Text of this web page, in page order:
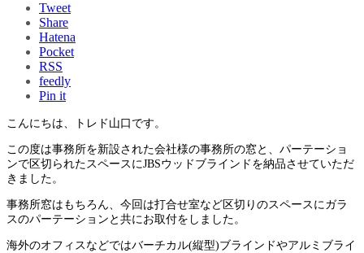
Tweet
Share
Hatena
Pocket
RSS
feedly
Pin it
こんにちは、トレド山口です。
この度は事務所を新設された会社様の事務所の窓と、パーテーショ
ンで区切られたスペースにJBSウッドブラインドを納品させていただ
きました。
事務所窓はもちろん、今回は打合せ室など区切りのスペースにガラ
スのパーテーションと共にお取付をしました。
海外のオフィスなどではバーチカル(縦型)ブラインドやアルミブライ